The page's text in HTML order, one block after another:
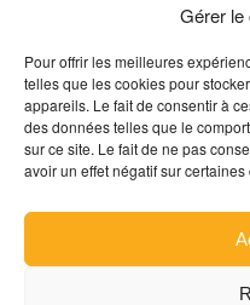
Gérer le
Pour offrir les meilleures
telles que les cookies pour
appareils. Le fait de consentir à
des données telles que le
sur ce site. Le fait de ne pas
avoir un effet négatif sur